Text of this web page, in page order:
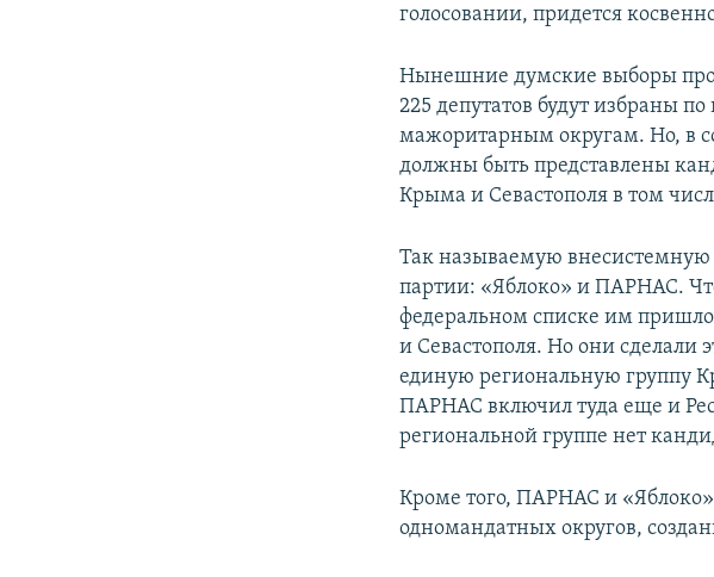
голосовании, придется
Нынешние думские выборы
225 депутатов будут избраны
мажоритарным округам. Но, в
должны быть представлены
Крыма и Севастополя в том
Так называемую внесистемную
партии: «Яблоко» и ПАРНАС.
федеральном списке им
и Севастополя. Но они сделали
единую региональную группу
ПАРНАС включил туда еще и
региональной группе нет
Кроме того, ПАРНАС и
одномандатных округов,